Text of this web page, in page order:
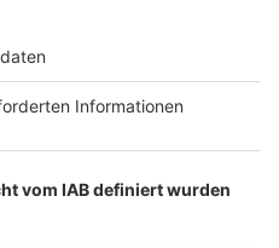
Kontakt
Studio-Hotline
Werbung